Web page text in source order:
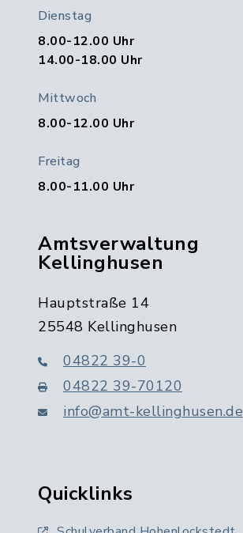
Dienstag
8.00-12.00 Uhr
14.00-18.00 Uhr
Mittwoch
8.00-12.00 Uhr
Freitag
8.00-11.00 Uhr
Amtsverwaltung
Kellinghusen
Hauptstraße 14
25548 Kellinghusen
04822 39-0
04822 39-70120
info@amt-kellinghusen.de
Quicklinks